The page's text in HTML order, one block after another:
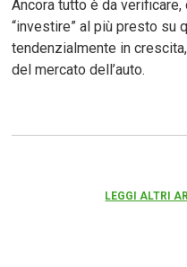
Ancora tutto è da
“investire” al più presto su
tendenzialmente in
del mercato dell’auto.
LEGGI ALTRI